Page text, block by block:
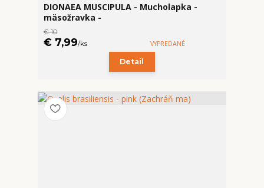
DIONAEA MUSCIPULA - Mucholapka -
mäsožravka -
€ 10
€ 7,99/ks VYPREDANÉ
Detail